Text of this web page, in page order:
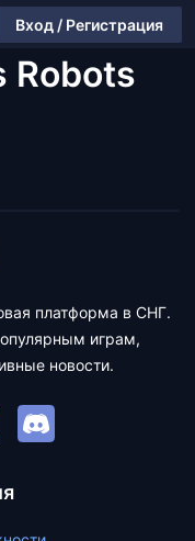
Вход / Регистрация
Robots
платформа в СНГ.
играм,
новости.